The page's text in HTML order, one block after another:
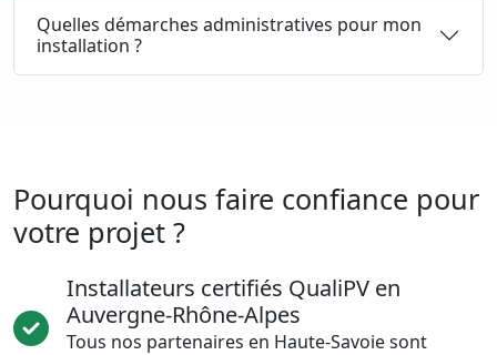
Quelles démarches administratives pour mon
installation ?
Pourquoi nous faire confiance pour
votre projet ?
Installateurs certifiés QualiPV en
Auvergne-Rhône-Alpes
Tous nos partenaires en Haute-Savoie sont